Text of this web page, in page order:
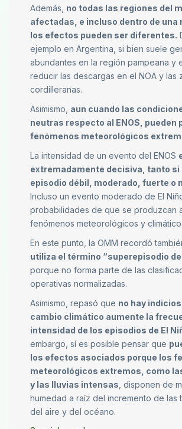
Además, no todas las regiones del
afectadas, e incluso dentro de una
los efectos pueden ser diferentes.
ejemplo en Argentina, si bien suele
abundantes en la región pampeana y
reducir las descargas en el NOA y las
cordilleranas.
Asimismo, aun cuando las
neutras respecto al ENOS, pueden
fenómenos meteorológicos
La intensidad de un evento del ENOS
extremadamente decisiva, tanto si
episodio débil, moderado, fuerte o
Incluso un evento moderado de El
probabilidades de que se produzcan
fenómenos meteorológicos y
En este punto, la OMM recordó
utiliza el término “superepisodio de
porque no forma parte de las
operativas normalizadas.
Asimismo, repasó que no hay
cambio climático aumente la
intensidad de los episodios de El
embargo, sí es posible pensar que
los efectos asociados porque los
meteorológicos extremos, como
y las lluvias intensas , disponen de
humedad a raíz del incremento de las
del aire y del océano.